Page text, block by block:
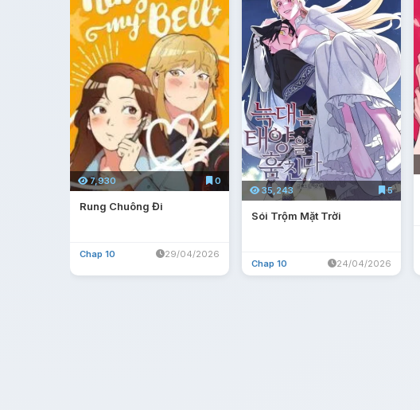
7,930 0
Rung Chuông Đi
Chap 10 29/04/2026
35,243 5
Sói Trộm Mặt Trời
Chap 10 24/04/2026